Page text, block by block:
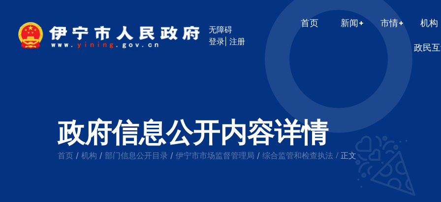
无障碍
登录 |注册
首页 新闻 市情 机构
政民
政府信息公开内容详情
首页 / 机构 / 部门信息公开目录 / 伊宁市市场监督管理局 / 综合监管和检查执法 / 正文